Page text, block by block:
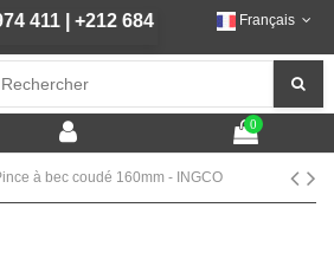
974 411|+212 684 292 444Français
0
à bec coudé 160mm - INGCO